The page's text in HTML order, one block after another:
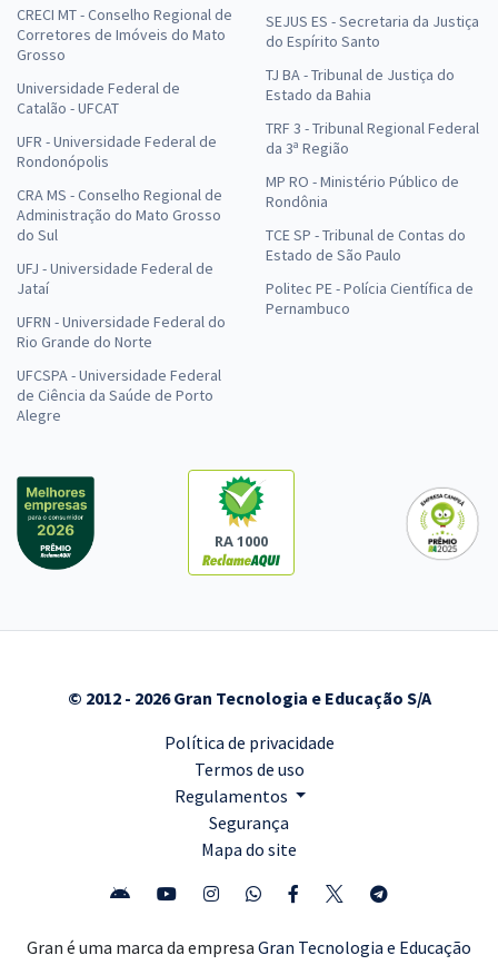
CRECI MT - Conselho Regional de
Corretores de Imóveis do Mato
Grosso
Universidade Federal de
Catalão - UFCAT
UFR - Universidade Federal de
Rondonópolis
CRA MS - Conselho Regional de
Administração do Mato Grosso
do Sul
UFJ - Universidade Federal de
Jataí
UFRN - Universidade Federal do
Rio Grande do Norte
UFCSPA - Universidade Federal
de Ciência da Saúde de Porto
Alegre
SEJUS ES - Secretaria da Justiça
do Espírito Santo
TJ BA - Tribunal de Justiça do
Estado da Bahia
TRF 3 - Tribunal Regional Federal
da 3ª Região
MP RO - Ministério Público de
Rondônia
TCE SP - Tribunal de Contas do
Estado de São Paulo
Politec PE - Polícia Científica de
Pernambuco
RA 1000
© 2012 - 2026 Gran Tecnologia e Educação S/A
Política de privacidade
Termos de uso
Regulamentos
Segurança
Mapa do site
Gran é uma marca da empresa Gran Tecnologia e Educação